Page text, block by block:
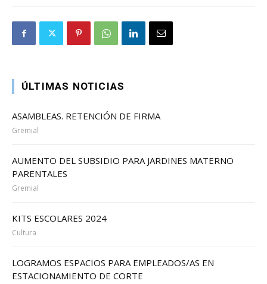
ÚLTIMAS NOTICIAS
ASAMBLEAS. RETENCIÓN DE FIRMA
Gremial
AUMENTO DEL SUBSIDIO PARA JARDINES MATERNO
PARENTALES
Gremial
KITS ESCOLARES 2024
Cultura
LOGRAMOS ESPACIOS PARA EMPLEADOS/AS EN
ESTACIONAMIENTO DE CORTE